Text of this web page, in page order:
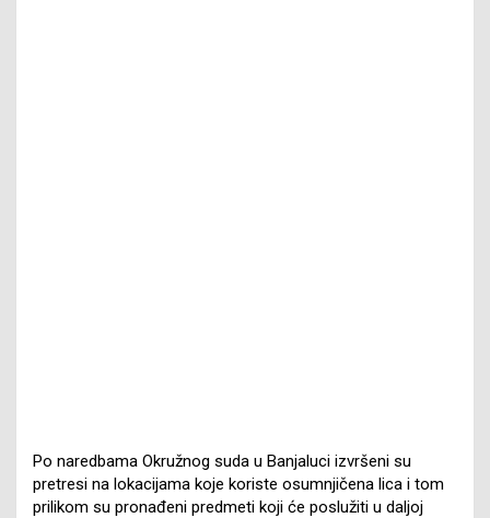
Po naredbama Okružnog suda u Banjaluci izvršeni su
pretresi na lokacijama koje koriste osumnjičena lica i tom
prilikom su pronađeni predmeti koji će poslužiti u daljoj